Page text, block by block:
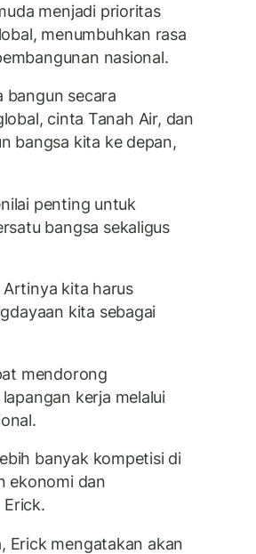
menjadi prioritas
menumbuhkan rasa
nasional.
bangun secara
cinta Tanah Air, dan
bangsa kita ke depan,
penting untuk
bangsa sekaligus
Artinya kita harus
kita sebagai
mendorong
kerja melalui
banyak kompetisi di
ekonomi dan
Erick mengatakan akan